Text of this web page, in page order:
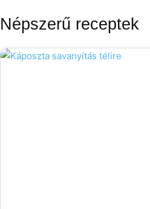
Népszerű receptek